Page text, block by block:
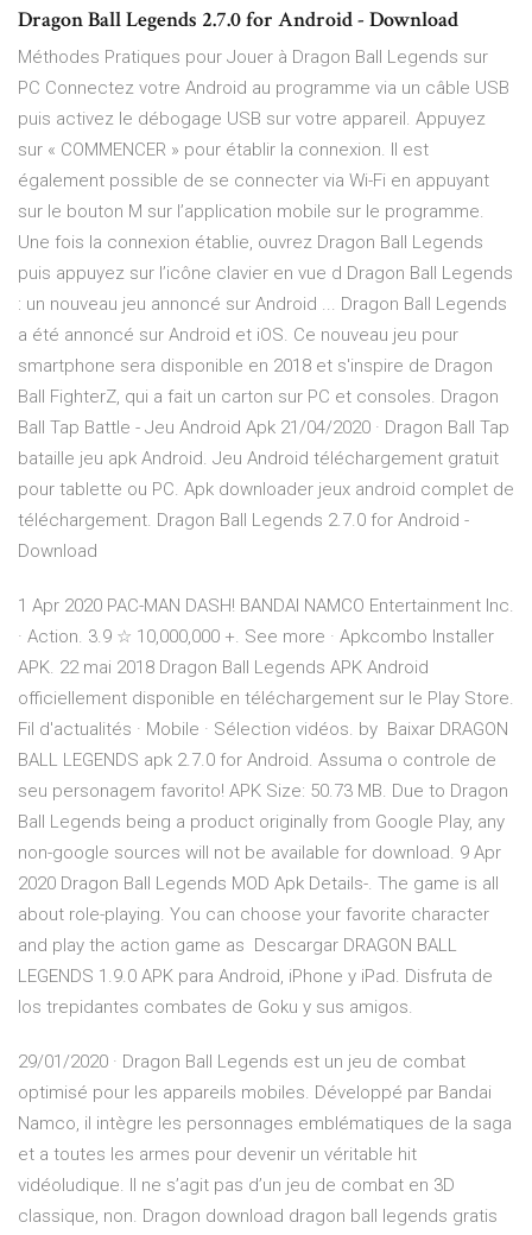
Dragon Ball Legends 2.7.0 for Android - Download
Méthodes Pratiques pour Jouer à Dragon Ball Legends sur
PC Connectez votre Android au programme via un câble USB
puis activez le débogage USB sur votre appareil. Appuyez
sur « COMMENCER » pour établir la connexion. Il est
également possible de se connecter via Wi-Fi en appuyant
sur le bouton M sur l’application mobile sur le programme.
Une fois la connexion établie, ouvrez Dragon Ball Legends
puis appuyez sur l’icône clavier en vue d Dragon Ball Legends
: un nouveau jeu annoncé sur Android ... Dragon Ball Legends
a été annoncé sur Android et iOS. Ce nouveau jeu pour
smartphone sera disponible en 2018 et s'inspire de Dragon
Ball FighterZ, qui a fait un carton sur PC et consoles. Dragon
Ball Tap Battle - Jeu Android Apk 21/04/2020 · Dragon Ball Tap
bataille jeu apk Android. Jeu Android téléchargement gratuit
pour tablette ou PC. Apk downloader jeux android complet de
téléchargement. Dragon Ball Legends 2.7.0 for Android -
Download
1 Apr 2020 PAC-MAN DASH! BANDAI NAMCO Entertainment Inc.
· Action. 3.9 ☆ 10,000,000 +. See more · Apkcombo Installer
APK. 22 mai 2018 Dragon Ball Legends APK Android
officiellement disponible en téléchargement sur le Play Store.
Fil d'actualités · Mobile · Sélection vidéos. by Baixar DRAGON
BALL LEGENDS apk 2.7.0 for Android. Assuma o controle de
seu personagem favorito! APK Size: 50.73 MB. Due to Dragon
Ball Legends being a product originally from Google Play, any
non-google sources will not be available for download. 9 Apr
2020 Dragon Ball Legends MOD Apk Details-. The game is all
about role-playing. You can choose your favorite character
and play the action game as Descargar DRAGON BALL
LEGENDS 1.9.0 APK para Android, iPhone y iPad. Disfruta de
los trepidantes combates de Goku y sus amigos.
29/01/2020 · Dragon Ball Legends est un jeu de combat
optimisé pour les appareils mobiles. Développé par Bandai
Namco, il intègre les personnages emblématiques de la saga
et a toutes les armes pour devenir un véritable hit
vidéoludique. Il ne s’agit pas d’un jeu de combat en 3D
classique, non. Dragon download dragon ball legends gratis